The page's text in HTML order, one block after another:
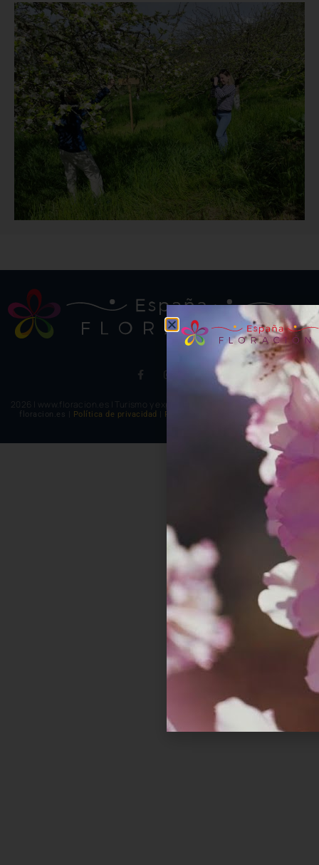
2026 | www.floracion.es | Turismo y experiencias multicolor
floracion.es | Política de privacidad Política de cookies Aviso legal